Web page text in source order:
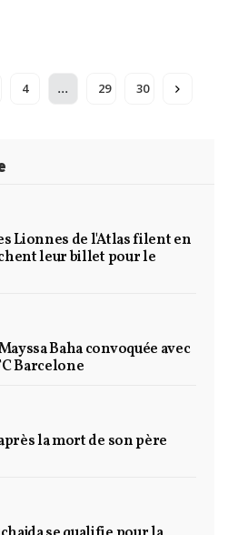
4 ... 29 30
Lionnes de l'Atlas filent en
leur billet pour le
Baha convoquée avec
Barcelone
la mort de son père